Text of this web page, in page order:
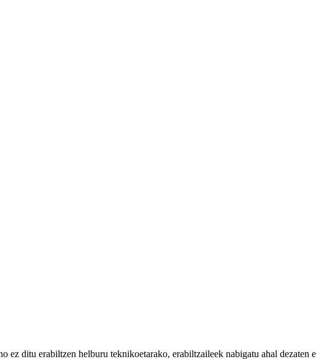
ez ditu erabiltzen helburu teknikoetarako, erabiltzaileek nabigatu ahal dezaten